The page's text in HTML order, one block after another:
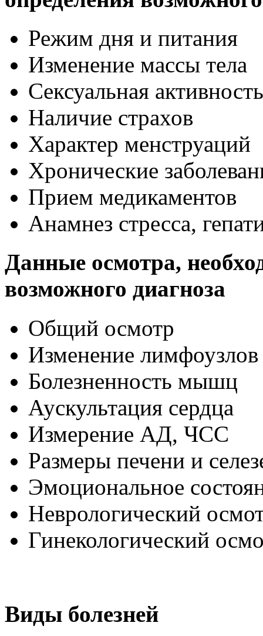
Режим дня и питания
Изменение массы тела
Сексуальная активность
Наличие страхов
Характер менструаций
Хронические
Прием медикаментов
Анамнез стресса,
Данные осмотра,
возможного диагноза
Общий осмотр
Изменение лимфоузлов
Болезненность мышц
Аускультация сердца
Измерение АД, ЧСС
Размеры печени и
Эмоциональное
Неврологический
Гинекологический
Виды болезней